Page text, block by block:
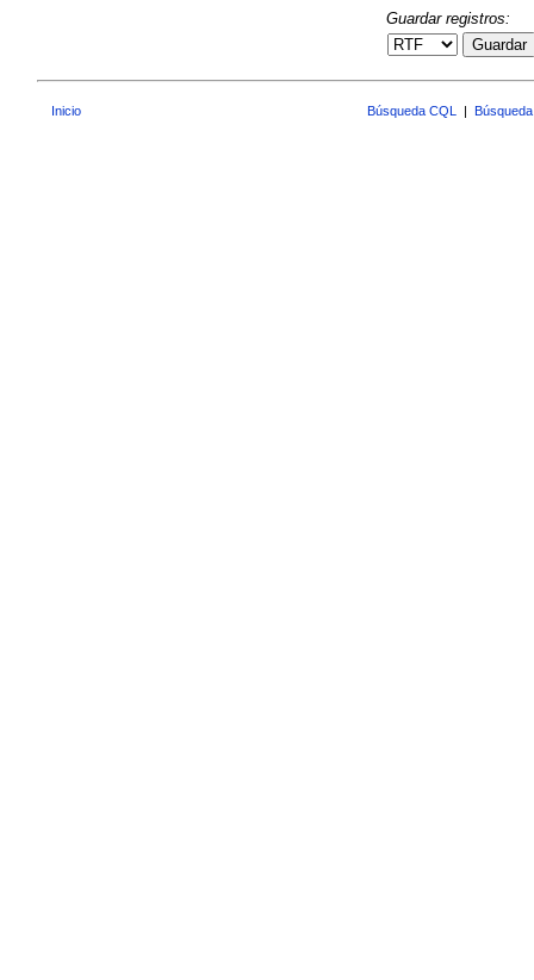
Guardar registros:
Guardar
Inicio Búsqueda CQL